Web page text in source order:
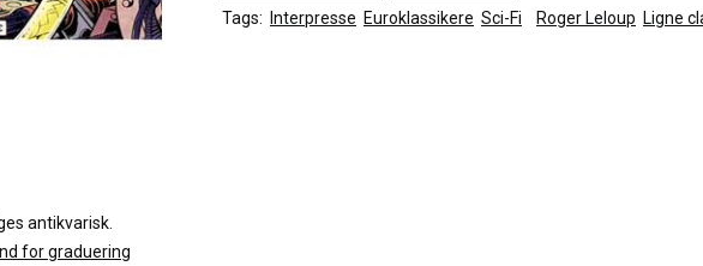
antikvarisk.
for graduering
Tags:
Interpresse Euroklassikere Sci-Fi Roger Leloup Ligne